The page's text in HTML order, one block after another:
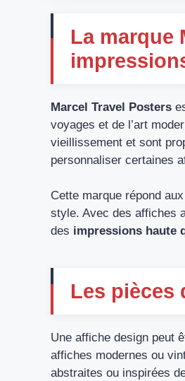
La marque
Marcel Travel Posters
voyages et de l’art
vieillissement et sont
personnaliser certaines
Cette marque répond
style. Avec des affiches
des impressions haute
Les pièces
Une affiche design peut
affiches modernes ou
abstraites ou inspirées